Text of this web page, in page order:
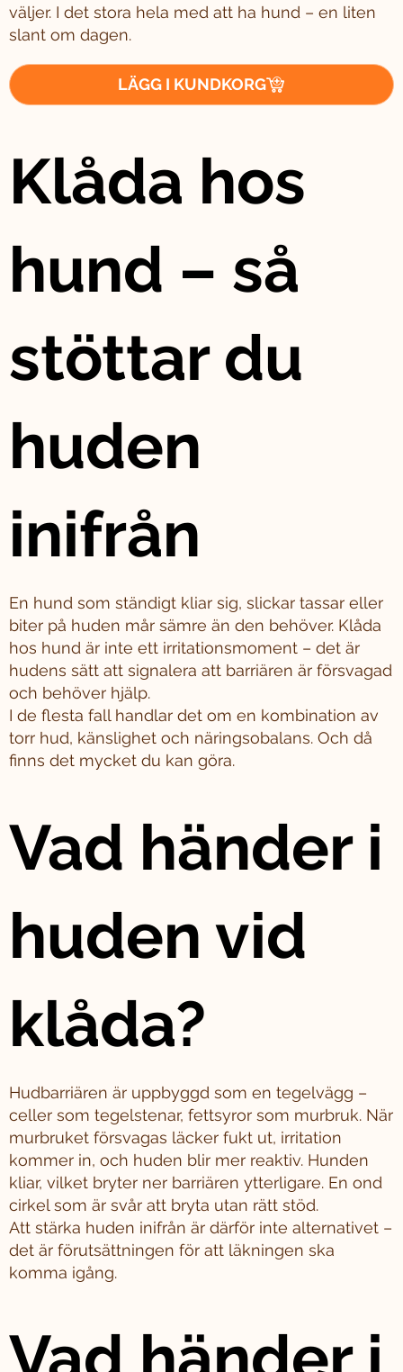
LÄGG I KUNDKORG
väljer. I det stora hela med att ha hund – en liten
slant om dagen.
Klåda hos
hund – så
stöttar du
huden
inifrån
En hund som ständigt kliar sig, slickar tassar eller
biter på huden mår sämre än den behöver. Klåda
hos hund är inte ett irritationsmoment – det är
hudens sätt att signalera att barriären är försvagad
och behöver hjälp.
I de flesta fall handlar det om en kombination av
torr hud, känslighet och näringsobalans. Och då
finns det mycket du kan göra.
Vad händer i
huden vid
klåda?
Hudbarriären är uppbyggd som en tegelvägg –
celler som tegelstenar, fettsyror som murbruk. När
murbruket försvagas läcker fukt ut, irritation
kommer in, och huden blir mer reaktiv. Hunden
kliar, vilket bryter ner barriären ytterligare. En ond
cirkel som är svår att bryta utan rätt stöd.
Att stärka huden inifrån är därför inte alternativet –
det är förutsättningen för att läkningen ska
komma igång.